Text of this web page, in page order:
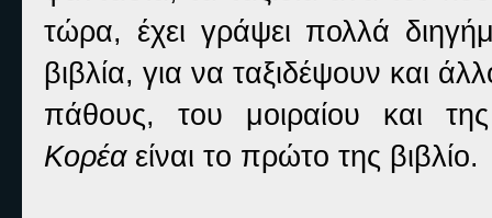
τώρα, έχει γράψει πολλά
βιβλία, για να ταξιδέψουν και
πάθους, του μοιραίου και
Κορέα είναι το πρώτο της βιβλίο.